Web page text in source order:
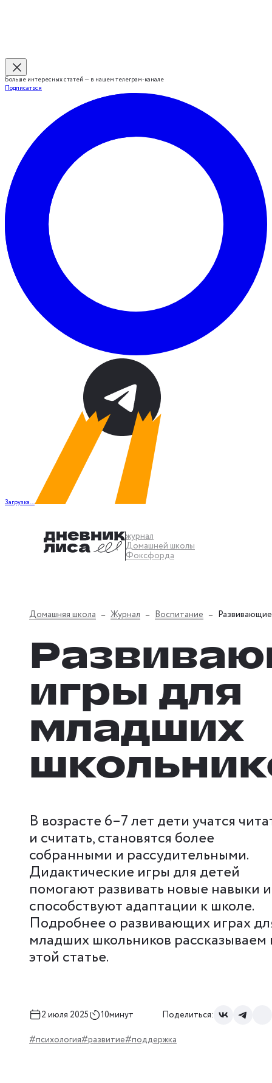
Больше интересных статей — в нашем телеграм-канале
Подписаться
Загрузка...
журнал
Домашней школы
Фоксфорда
Домашняя школа Журнал Воспитание
игры для
младших
В возрасте 6–7 лет дети учатся
и считать, становятся более
собранными и рассудительными.
Дидактические игры для детей
помогают развивать новые навыки и
способствуют адаптации к школе.
Подробнее о развивающих играх
младших школьников рассказываем
этой статье.
2 июля 2025 10минут Поделиться:
#психология#развитие#поддержка